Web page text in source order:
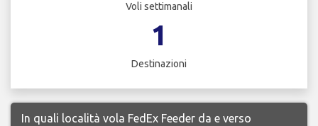
Voli settimanali
1
Destinazioni
In quali località vola FedEx Feeder da e verso